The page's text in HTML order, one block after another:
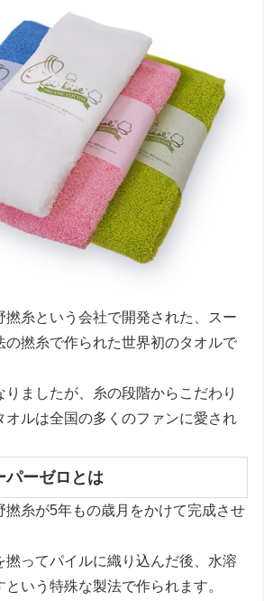
撚糸という会社で開発された、スー
の撚糸で作られた世界初のタオルで
りましたが、糸の段階からこだわり
オルは全国の多くのファンに愛され
パーゼロとは
撚糸が5年もの歳月をかけて完成させ
撚ってパイルに織り込んだ後、水溶
いう特殊な製法で作られます。